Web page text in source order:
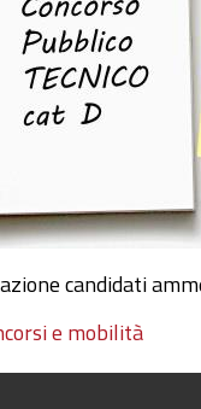
candidati
e mobilità